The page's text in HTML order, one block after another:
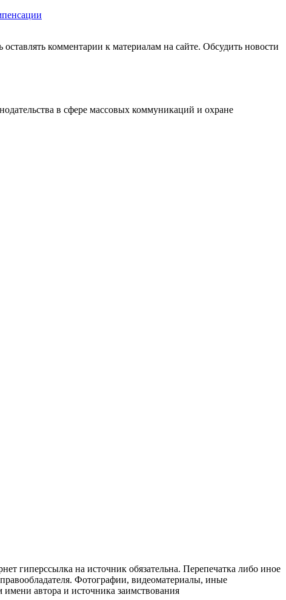
комментарии к материалам на сайте. Обсудить новости
в сфере массовых коммуникаций и охране
гиперссылка на источник обязательна. Перепечатка либо иное
Фотографии, видеоматериалы, иные
имени автора и источника заимствования